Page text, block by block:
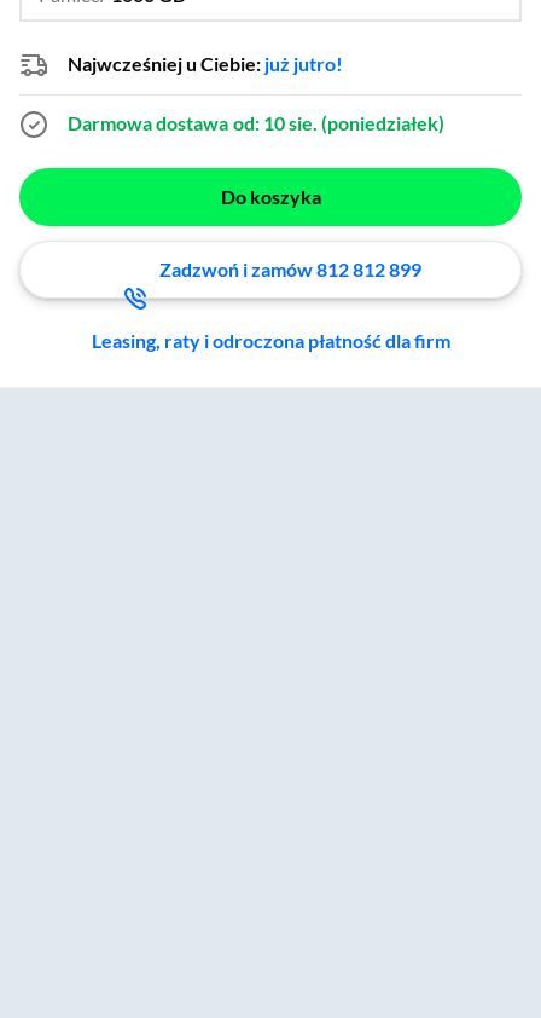
Najwcześniej u Ciebie: już jutro!
Darmowa dostawa od: 10 sie. (poniedziałek)
Do koszyka
Zadzwoń i zamów 812 812 899
Leasing, raty i odroczona płatność dla firm